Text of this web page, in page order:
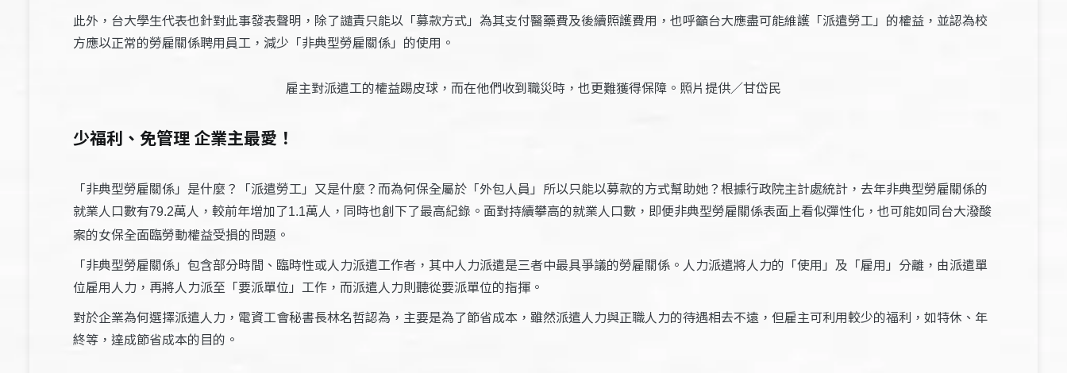
此外，台大學生代表也針對此事發表聲明，除了譴責只能以「募款方式」為其支付醫藥費及後續照護費用，也呼籲台大應盡可能維護「派遣勞工」的權益，並認為校
方應以正常的勞雇關係聘用員工，減少「非典型勞雇關係」的使用。
雇主對派遣工的權益踢皮球，而在他們收到職災時，也更難獲得保障。照片提供／甘岱民
少福利、免管理 企業主最愛！
「非典型勞雇關係」是什麼？「派遣勞工」又是什麼？而為何保全屬於「外包人員」所以只能以募款的方式幫助她？根據行政院主計處統計，去年非典型勞雇關係的
就業人口數有79.2萬人，較前年增加了1.1萬人，同時也創下了最高紀錄。面對持續攀高的就業人口數，即便非典型勞雇關係表面上看似彈性化，也可能如同台大潑酸
案的女保全面臨勞動權益受損的問題。
「非典型勞雇關係」包含部分時間、臨時性或人力派遣工作者，其中人力派遣是三者中最具爭議的勞雇關係。人力派遣將人力的「使用」及「雇用」分離，由派遣單
位雇用人力，再將人力派至「要派單位」工作，而派遣人力則聽從要派單位的指揮。
對於企業為何選擇派遣人力，電資工會秘書長林名哲認為，主要是為了節省成本，雖然派遣人力與正職人力的待遇相去不遠，但雇主可利用較少的福利，如特休、年
終等，達成節省成本的目的。